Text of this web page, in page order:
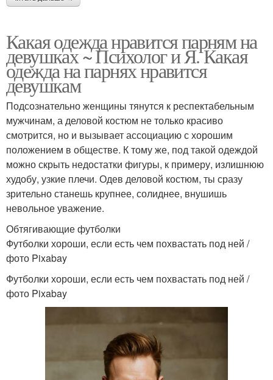
Какая одежда нравится парням на
девушках ~ Психолог и Я. Какая
одежда на парнях нравится
девушкам
Подсознательно женщины тянутся к респектабельным
мужчинам, а деловой костюм не только красиво
смотрится, но и вызывает ассоциацию с хорошим
положением в обществе. К тому же, под такой одеждой
можно скрыть недостатки фигуры, к примеру, излишнюю
худобу, узкие плечи. Одев деловой костюм, ты сразу
зрительно станешь крупнее, солиднее, внушишь
невольное уважение.
Обтягивающие футболки
Футболки хороши, если есть чем похвастать под ней /
фото Pixabay
Футболки хороши, если есть чем похвастать под ней /
фото Pixabay